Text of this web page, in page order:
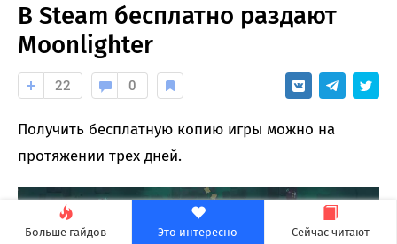
Больше гайдов Это интересно Сейчас читают
В Steam бесплатно раздают
Moonlighter
22 0
Получить бесплатную копию игры можно на
протяжении трех дней.